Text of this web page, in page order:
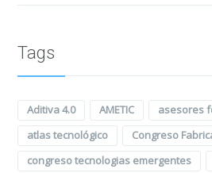
Tags
Aditiva 4.0 AMETIC
asesores
atlas tecnológico
Congreso
congreso tecnologias emergentes